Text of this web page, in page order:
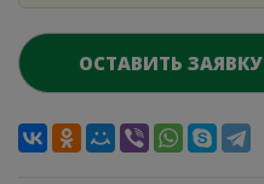
ОСТАВИТЬ ЗАЯВКУ